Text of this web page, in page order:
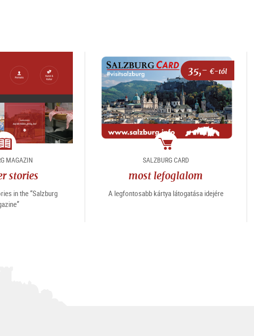
magazine
MAGAZIN
stories
in the “Salzburg
35,- €-tól
Csomag
SALZBURG CARD
most lefoglalom
A legfontosabb kártya látogatása idejére